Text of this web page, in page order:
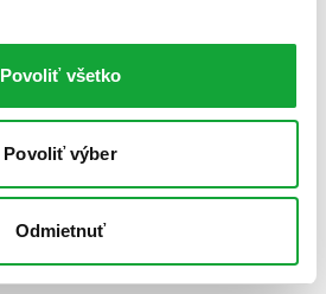
Povoliť všetko
Povoliť výber
Odmietnuť